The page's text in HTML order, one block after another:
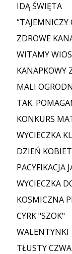
IDĄ ŚWIĘTA
“TAJEMNICZY
ZDROWE
WITAMY
KANAPKOWY
MALI
TAK.
KONKURS
WYCIECZKA
DZIEŃ KOBIET
PACYFIKACJA
WYCIECZKA
KOSMICZNA
CYRK "SZOK"
WALENTYNKI
TŁUSTY